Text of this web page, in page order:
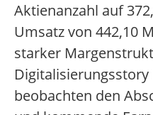
Aktienanzahl auf
Umsatz von 442,10
starker
beobachten den